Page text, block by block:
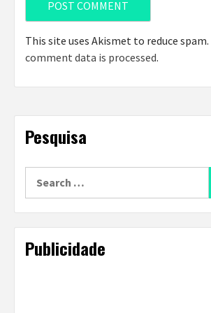
This site uses Akismet to reduce spam.
comment data is processed.
Pesquisa
for:
Publicidade